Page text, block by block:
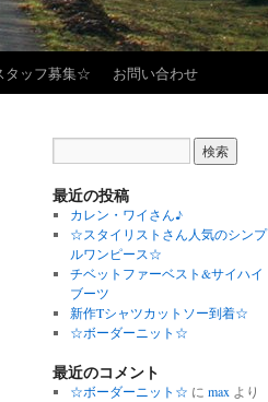
タッフ募集☆ お問い合わせ
最近の投稿
カレン・ワイさん♪
☆スタイリストさん人気のシンプ
ルワンピース☆
チベットファーベスト&サイハイ
ブーツ
新作Tシャツカットソー到着☆
☆ボーダーニット☆
最近のコメント
☆ボーダーニット☆ に max より